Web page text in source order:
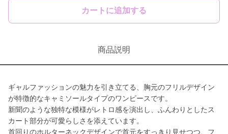
カートに追加する
商品説明
ギャルファッションの魅力を引き立てる、胸元のフリルデザイン
が特徴的なキャミソールタイプのワンピースです。
新聞のような独特な模様がレトロ感を演出し、ふんわりとしたス
カート部分が可愛らしさを添えています。
首回りのホルターネックデザインで首元をすっきり見せつつ、フ